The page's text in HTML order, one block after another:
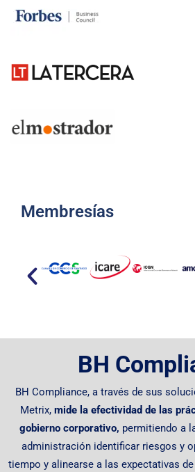
Membresías​
BH
BH Compliance, a través de sus
Metrix, mide la efectividad de las
gobierno corporativo, permitiendo a
administración identificar riesgos y
tiempo y alinearse a las expectativas